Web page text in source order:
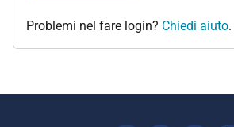
Problemi nel fare login? Chiedi aiuto.